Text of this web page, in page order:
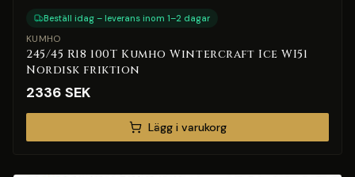
Beställ idag – leverans inom 1–2 dagar
KUMHO
245/45 R18 100T Kumho Wintercraft Ice WI51
Nordisk friktion
2336 SEK
Lägg i varukorg